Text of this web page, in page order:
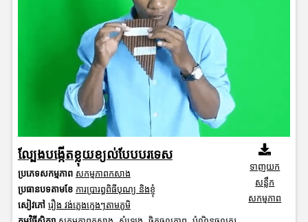
ល្បែងបង្កើតខ្លុយខ្យល់បែបបរទេស
ប្រភេទសកម្មភាព សកម្មភាពកសាង
ប្រធានបទតាមខែ ការប្រារព្ធពិធីបុណ្យ និងខ្ញុំ
សៀវភៅ រឿង វង់ភ្លេងក្មេងៗតាមភូមិ
ទាញយក
សន្លឹក
សកម្មភាព